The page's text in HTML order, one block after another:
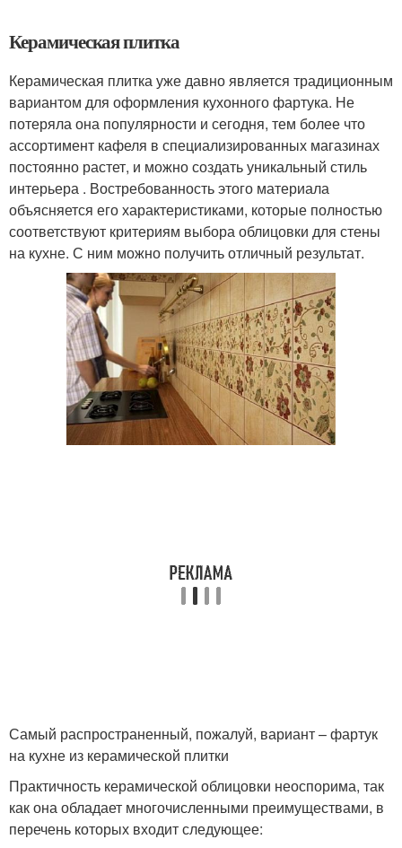
Керамическая плитка
Керамическая плитка уже давно является традиционным
вариантом для оформления кухонного фартука. Не
потеряла она популярности и сегодня, тем более что
ассортимент кафеля в специализированных магазинах
постоянно растет, и можно создать уникальный стиль
интерьера . Востребованность этого материала
объясняется его характеристиками, которые полностью
соответствуют критериям выбора облицовки для стены
на кухне. С ним можно получить отличный результат.
Самый распространенный, пожалуй, вариант – фартук
на кухне из керамической плитки
Практичность керамической облицовки неоспорима, так
как она обладает многочисленными преимуществами, в
перечень которых входит следующее: